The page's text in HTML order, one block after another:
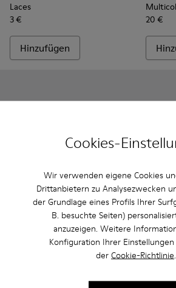
Cookies-
Wir verwenden eigene Cookies
Drittanbietern zu Analysezwecken
der Grundlage eines Profils Ihrer
B. besuchte Seiten)
anzuzeigen. Weitere
Konfiguration Ihrer
der Cookie-Richtlinie.
Laces
3 €
Hinzufügen
20 €
Laces - KL00002-001 - Schwarze
Laces - KL00002-006 -
Laces - KL00002-005 -
Laces -Laces -
Clean
14 €